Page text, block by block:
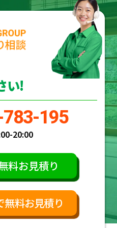
い!
195
20:00
料お見積り
無料お見積り